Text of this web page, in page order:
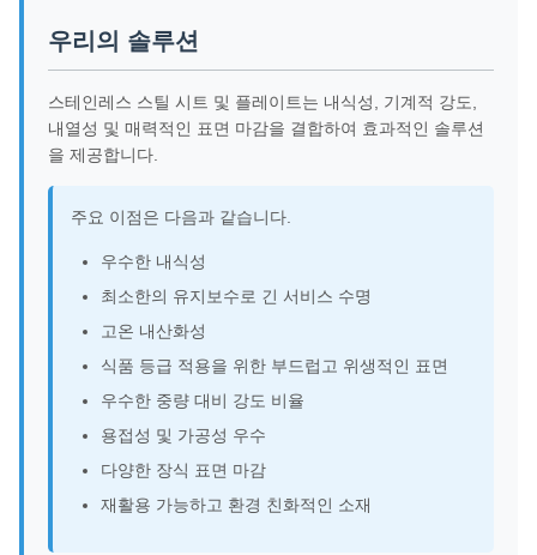
우리의 솔루션
스테인레스 스틸 시트 및 플레이트는 내식성, 기계적 강도,
내열성 및 매력적인 표면 마감을 결합하여 효과적인 솔루션
을 제공합니다.
주요 이점은 다음과 같습니다.
우수한 내식성
최소한의 유지보수로 긴 서비스 수명
고온 내산화성
식품 등급 적용을 위한 부드럽고 위생적인 ​​표면
우수한 중량 대비 강도 비율
용접성 및 가공성 우수
다양한 장식 표면 마감
재활용 가능하고 환경 친화적인 소재